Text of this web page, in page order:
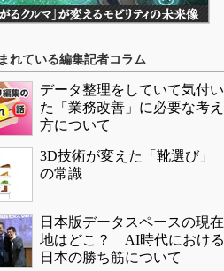
れている編集記者コラム
データ整理をしていて気付い
た「業務改善」に必要な考え
方について
3D技術が変えた「靴選び」
の常識
日本版データスペースの現在
地はどこ？ AI時代における
日本の勝ち筋について